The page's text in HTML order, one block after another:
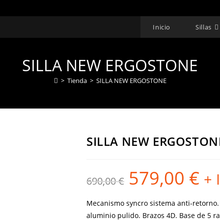
Inicio Sillas
SILLA NEW ERGOSTONE
> Tienda > SILLA NEW ERGOSTONE
SILLA NEW
690,00€
El
precio
original
690,00 €.
579,00 €El
precio
actual
579,00
+
Mecanismo syncro sistema anti-retorno.
aluminio pulido. Brazos 4D. Base de 5